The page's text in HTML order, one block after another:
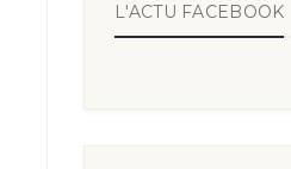
L'ACTU FACEBOOK